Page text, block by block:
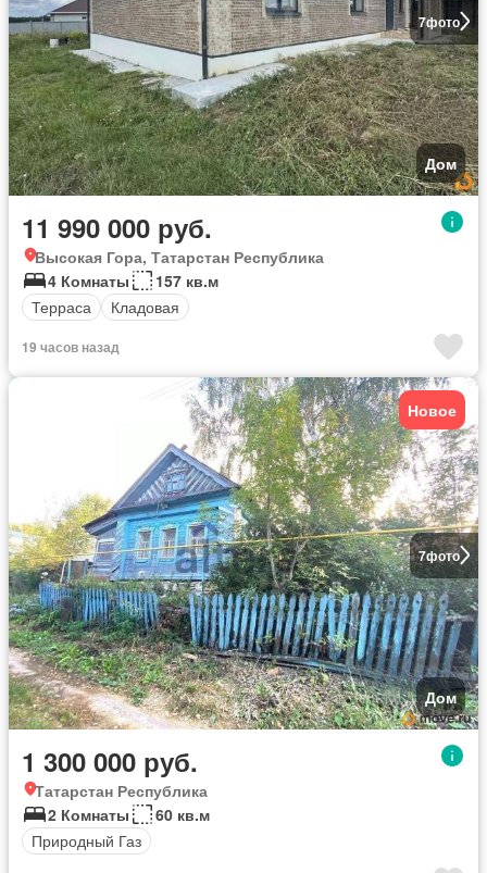
7фото
Дом
11 990 000 руб.
Высокая Гора, Татарстан Республика
4 Комнаты
157 кв.м
Терраса
Кладовая
19 часов назад
7фото
Новое
Дом
1 300 000 руб.
Татарстан Республика
2 Комнаты
60 кв.м
Природный Газ